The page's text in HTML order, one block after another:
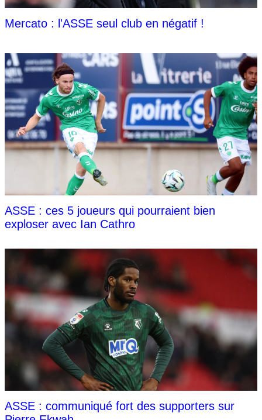
Mercato : l'ASSE seul club en négatif !
ASSE : ces 5 joueurs qui pourraient bien
exploser avec Ian Cathro
ASSE : communiqué fort des supporters sur